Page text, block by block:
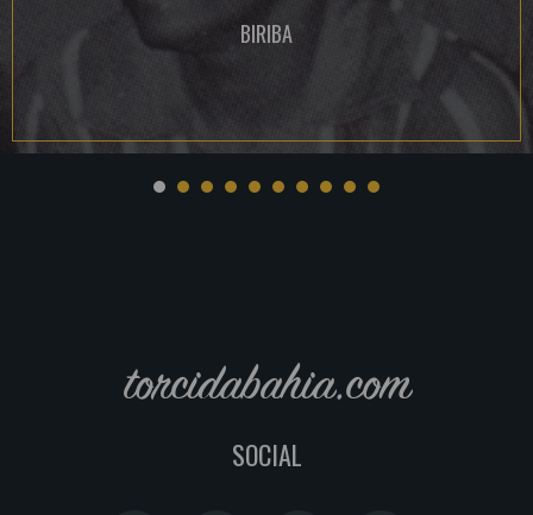
BIRIBA
torcidabahia.com
SOCIAL